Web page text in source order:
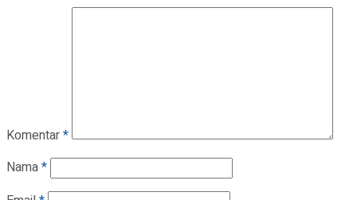
Komentar*
Nama*